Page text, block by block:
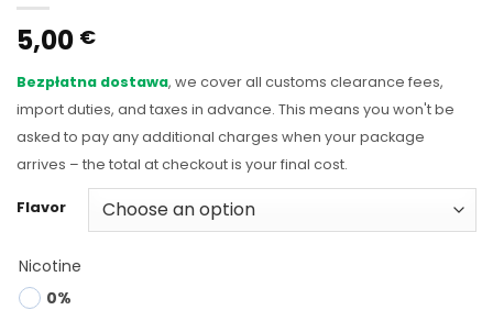
5,00 €
Bezpłatna dostawa, we cover all customs clearance fees,
import duties, and taxes in advance. This means you won't be
asked to pay any additional charges when your package
arrives – the total at checkout is your final cost.
Flavor
Nicotine
0%